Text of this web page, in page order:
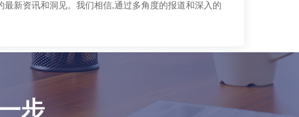
新资讯和洞见。我们相信,通过多角度的报道和深入的
步